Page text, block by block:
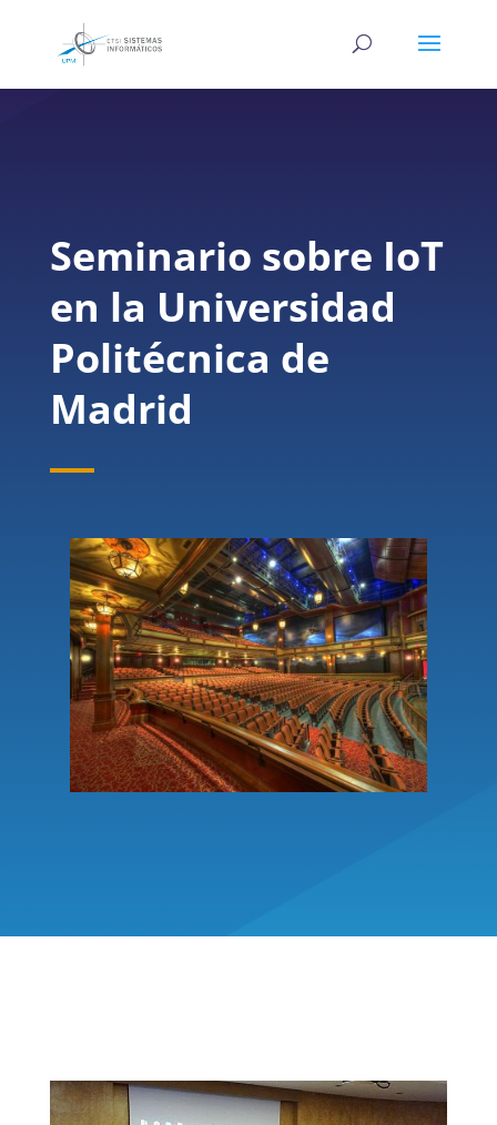
Seminario sobre IoT
en la Universidad
Politécnica de
Madrid